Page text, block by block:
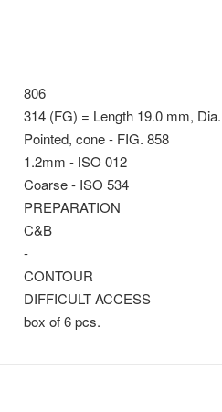
806
314 (FG) = Length 19.0 mm,
Pointed, cone - FIG. 858
1.2mm - ISO 012
Coarse - ISO 534
PREPARATION
C&B
-
CONTOUR
DIFFICULT ACCESS
box of 6 pcs.